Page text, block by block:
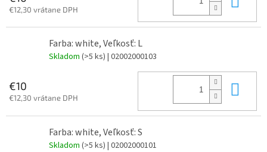
€12,30 vrátane DPH
Farba: white, Veľkosť: L
Skladom (>5 ks) | 02002000103
€10
€12,30 vrátane DPH
Farba: white, Veľkosť: S
Skladom (>5 ks) | 02002000101